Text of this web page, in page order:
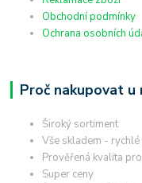
Obchodní podmínky
Ochrana osobních
Proč nakupovat u
Široký sortiment
Vše skladem -
Prověřená kvalita
Super ceny